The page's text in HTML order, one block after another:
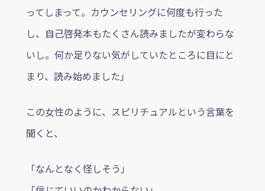
ってしまって。カウンセリングに何度も行った
し、自己啓発本もたくさん読みましたが変わらな
いし。何か足りない気がしていたところに目にと
まり、読み始めました」
この女性のように、スピリチュアルという言葉を
聞くと、
「なんとなく怪しそう」